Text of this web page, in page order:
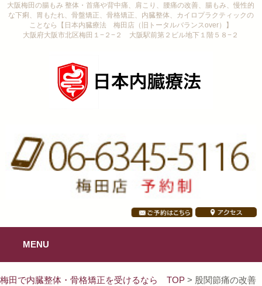
大阪梅田の腸もみ 整体・首痛や背中痛、肩こり、腰痛の改善、腸もみ、慢性的
な下痢、胃もたれ、骨盤矯正、骨格矯正、内臓整体、カイロプラクティックの
ことなら【日本内臓療法 梅田店（旧トータルバランスover）】
大阪府大阪市北区梅田１−２−２ 大阪駅前第２ビル地下１階５８−２
MENU
梅田で内臓整体・骨格矯正を受けるなら TOP > 股関節痛の改善